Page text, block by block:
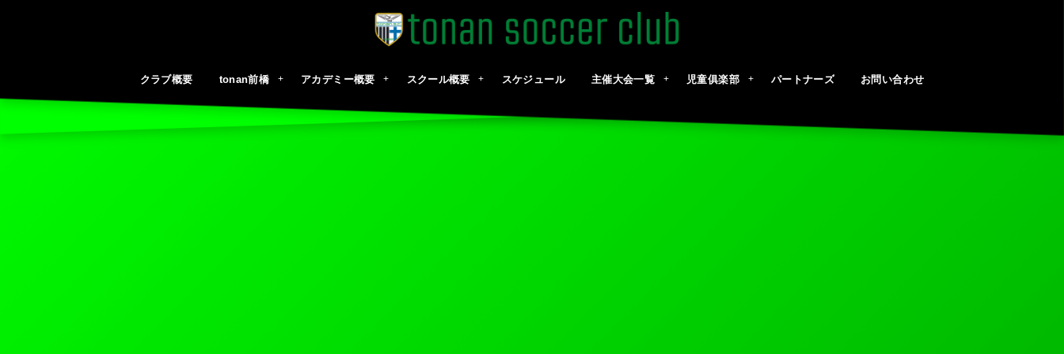
クラブ概要 tonan前橋 アカデミー概要 スクール概要 スケジュール 主催大会一覧 児童俱楽部 パートナーズ お問い合わせ